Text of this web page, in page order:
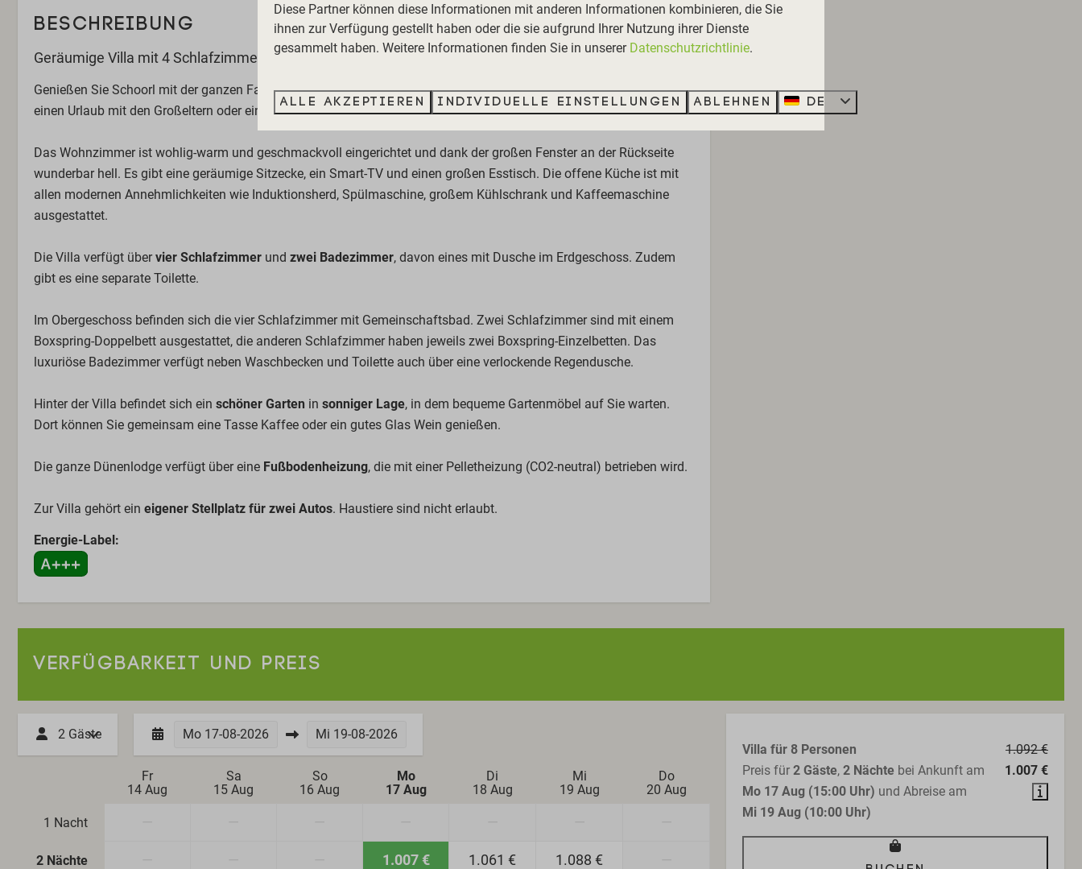
Eigener Parkplatz
Sonnenschirm
BESCHREIBUNG
Geräumige Villa mit 4 Schlafzimmern, 2 Bädern und sonnigen Garten.
Genießen Sie Schoorl mit der ganzen Familie! Diesegeräumige Villa für 8 Personenbietet ausreichend Platz für
einen Urlaub mit den Großeltern oder ein Wochenende mit Freunden.
Das Wohnzimmer ist wohlig-warm und geschmackvoll eingerichtet und dank der großen Fenster an der Rückseite
wunderbar hell. Es gibt eine geräumige Sitzecke, ein Smart-TV und einen großen Esstisch. Die offene Küche ist mit
allen modernen Annehmlichkeiten wie Induktionsherd, Spülmaschine, großem Kühlschrank und Kaffeemaschine
ausgestattet.
Die Villa verfügt übervier Schlafzimmer und zwei Badezimmer, davon eines mit Dusche im Erdgeschoss. Zudem
gibt es eine separate Toilette.
Im Obergeschoss befinden sich die vier Schlafzimmer mit Gemeinschaftsbad. Zwei Schlafzimmer sind mit einem
Boxspring-Doppelbett ausgestattet, die anderen Schlafzimmer haben jeweils zwei Boxspring-Einzelbetten. Das
luxuriöse Badezimmer verfügt neben Waschbecken und Toilette auch über eine verlockende Regendusche.
Hinter der Villa befindet sich ein schöner Garten in sonniger Lage, in dem bequeme Gartenmöbel auf Sie warten.
Dort können Sie gemeinsam eine Tasse Kaffee oder ein gutes Glas Wein genießen.
Die ganze Dünenlodge verfügt über eine Fußbodenheizung, die mit einer Pelletheizung (CO2-neutral) betrieben wird.
Zur Villa gehört ein eigener Stellplatz für zwei Autos. Haustiere sind nicht erlaubt.
Energie-Label:
VERFÜGBARKEIT UND PREIS
2 Gäste Mo 17-08-2026 Mi 19-08-2026
Fr
14 Aug
Sa
15 Aug
So
16 Aug
Mo
17 Aug
Di
18 Aug
Mi
19 Aug
Do
20 Aug
1 Nacht
2 Nächte 1.007 € 1.061 € 1.088 €
1.092 €
1.007 €
Villa für 8 Personen
Preis für 2 Gäste, 2 Nächte bei Ankunft am
Mo 17 Aug (15:00 Uhr) und Abreise am
Mi 19 Aug (10:00 Uhr)
Diese Partner können diese Informationen mit anderen Informationen kombinieren, die Sie
ihnen zur Verfügung gestellt haben oder die sie aufgrund Ihrer Nutzung ihrer Dienste
gesammelt haben. Weitere Informationen finden Sie in unserer Datenschutzrichtlinie.
Alle akzeptieren Individuelle Einstellungen Ablehnen DE